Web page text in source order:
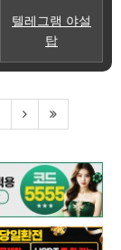
텔레그램 야설
탑